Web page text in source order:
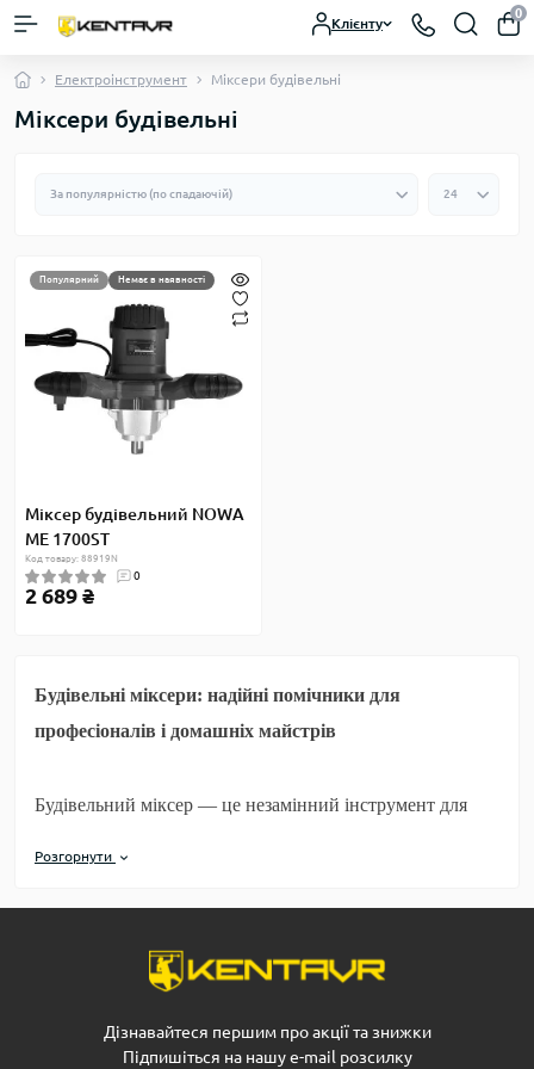
Клієнту
0
Електроінструмент Міксери будівельні
Міксери будівельні
Популярний Немає в наявності
Міксер будівельний NOWA
ME 1700ST
Код товару: 88919N
0
2 689 ₴
Будівельні міксери: надійні помічники для
професіоналів і домашніх майстрів
Будівельний міксер — це незамінний інструмент для
фарби, штукатурки, клеї, цементні розчини та інші
Розгорнути
Дізнавайтеся першим про акції та знижки
Підпишіться на нашу e-mail розсилку